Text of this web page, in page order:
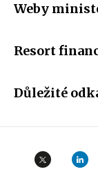
Weby
Resort
Důležité